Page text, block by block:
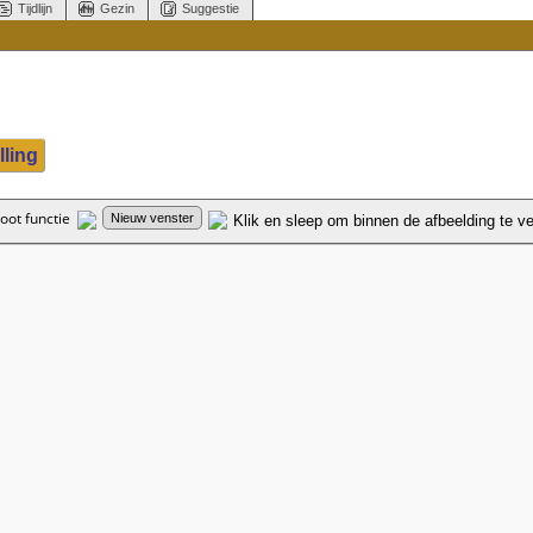
Tijdlijn Gezin Suggestie